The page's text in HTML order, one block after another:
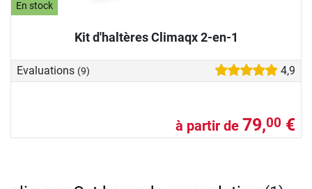
En stock
Kit d'haltères Climaqx 2-en-1
Evaluations (9) 4,9
à partir de 79,00 €